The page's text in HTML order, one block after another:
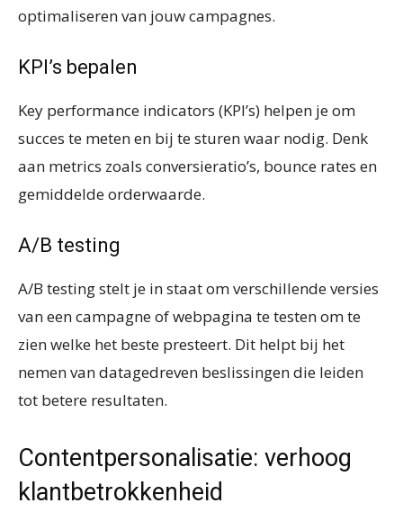
optimaliseren van jouw campagnes.
KPI’s bepalen
Key performance indicators (KPI’s) helpen je om
succes te meten en bij te sturen waar nodig. Denk
aan metrics zoals conversieratio’s, bounce rates en
gemiddelde orderwaarde.
A/B testing
A/B testing stelt je in staat om verschillende versies
van een campagne of webpagina te testen om te
zien welke het beste presteert. Dit helpt bij het
nemen van datagedreven beslissingen die leiden
tot betere resultaten.
Contentpersonalisatie: verhoog
klantbetrokkenheid